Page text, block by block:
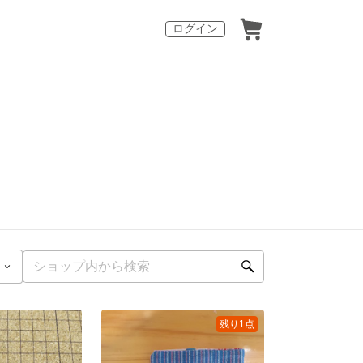
ログイン
残り1点